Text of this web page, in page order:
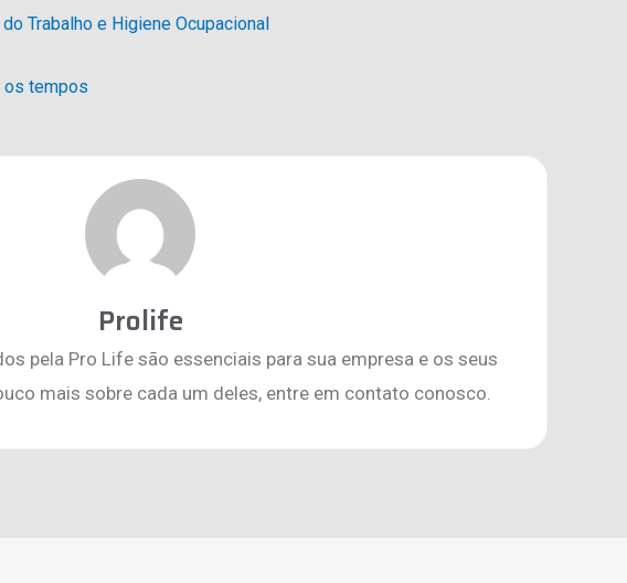
Trabalho e Higiene Ocupacional
os tempos
Prolife
pela Pro Life são essenciais para sua empresa e os seus
mais sobre cada um deles, entre em contato conosco.